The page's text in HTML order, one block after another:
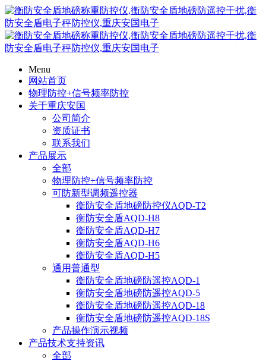
Menu
网站首页
物理防控+信号频率防控
关于重庆安国
公司简介
资质证书
联系我们
产品展示
全部
物理防控+信号频率防控
可防新型调频遥控器
衡防安全盾地磅防控仪AQD-T2
衡防安全盾AQD-H8
衡防安全盾AQD-H7
衡防安全盾AQD-H6
衡防安全盾AQD-H5
通用普通型
衡防安全盾地磅防遥控AQD-1
衡防安全盾地磅防遥控AQD-5
衡防安全盾地磅防遥控AQD-18
衡防安全盾地磅防遥控AQD-18S
产品操作演示视频
产品技术支持资讯
全部